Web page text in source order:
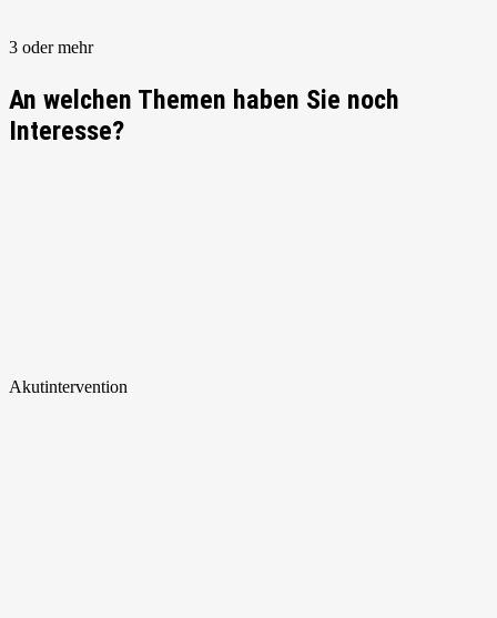
3 oder mehr
An welchen Themen haben Sie noch
Interesse?
Akutintervention